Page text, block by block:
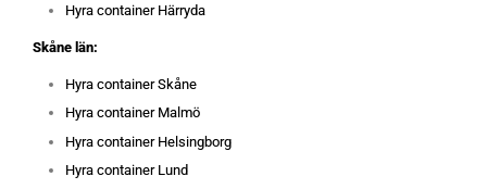
Hyra container Härryda
Skåne län:
Hyra container Skåne
Hyra container Malmö
Hyra container Helsingborg
Hyra container Lund